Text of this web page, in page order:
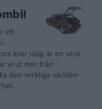
ett
kvar idag är en unik
vi ut den från
den verkliga världen